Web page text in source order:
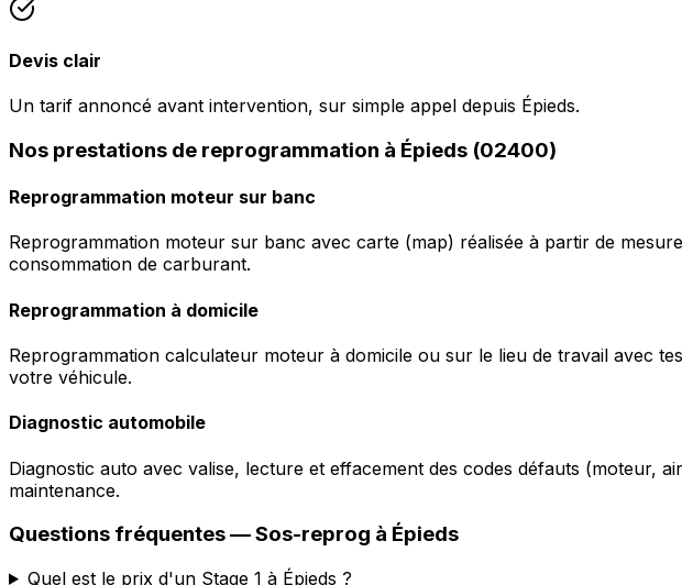
Devis clair
Un tarif annoncé avant intervention, sur simple appel depuis Épieds.
Nos prestations de reprogrammation à Épieds (02400)
Reprogrammation moteur sur banc
Reprogrammation moteur sur banc avec carte (map) réalisée à partir de
consommation de carburant.
Reprogrammation à domicile
Reprogrammation calculateur moteur à domicile ou sur le lieu de travail avec
votre véhicule.
Diagnostic automobile
Diagnostic auto avec valise, lecture et effacement des codes défauts (moteur,
maintenance.
Questions fréquentes —Sos-reprog à Épieds
Quel est le prix d'un Stage 1 à Épieds ?